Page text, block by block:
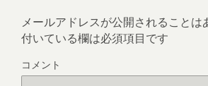
メールアドレスが公開されることは
付いている欄は必須項目です
コメント